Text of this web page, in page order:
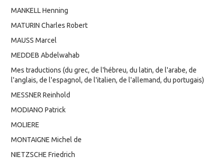
MANKELL Henning
MATURIN Charles Robert
MAUSS Marcel
MEDDEB Abdelwahab
Mes traductions (du grec, de l'hébreu, du latin, de l'arabe, de
l'anglais, de l'espagnol, de l'italien, de l'allemand, du portugais)
MESSNER Reinhold
MODIANO Patrick
MOLIERE
MONTAIGNE Michel de
NIETZSCHE Friedrich